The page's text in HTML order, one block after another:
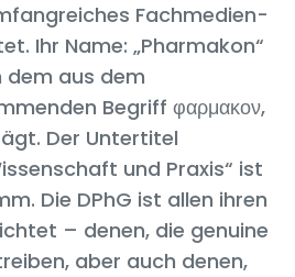
Fachmedien-
Ihr Name: „Pharmakon“
aus dem
Begriff φαρμακον,
Der Untertitel
und Praxis“ ist
Die DPhG ist allen ihren
– denen, die genuine
aber auch denen,